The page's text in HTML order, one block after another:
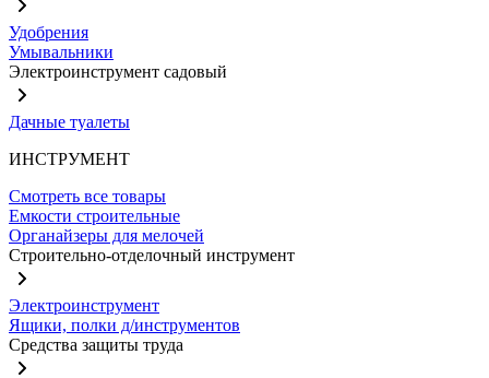
Удобрения
Умывальники
Электроинструмент садовый
Дачные туалеты
ИНСТРУМЕНТ
Смотреть все товары
Емкости строительные
Органайзеры для мелочей
Строительно-отделочный инструмент
Электроинструмент
Ящики, полки д/инструментов
Средства защиты труда